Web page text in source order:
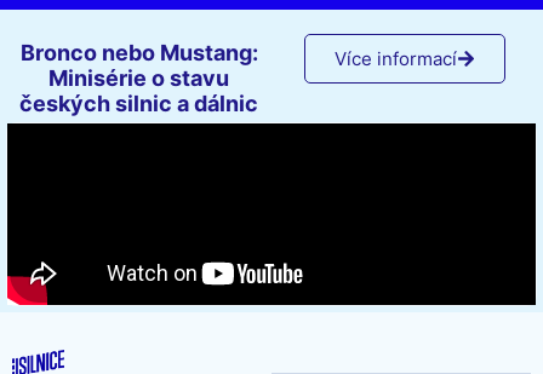
Bronco nebo Mustang:
Minisérie o stavu
českých silnic a dálnic
Více informací